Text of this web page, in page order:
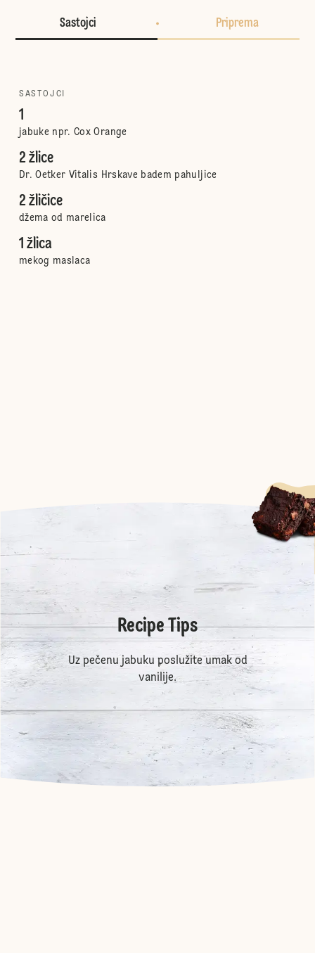
Sastojci Priprema
SASTOJCI
1
jabuke npr. Cox Orange
2 žlice
Dr. Oetker Vitalis Hrskave badem pahuljice
2 žličice
džema od marelica
1 žlica
mekog maslaca
Recipe Tips
Uz pečenu jabuku poslužite umak od
vanilije.